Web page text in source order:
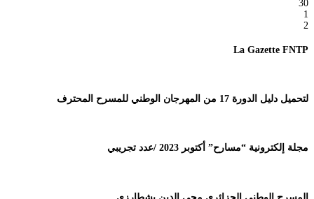
30
1
2
La Gazette FNTP
لتحميل دليل الدورة 17 من المهرجان الوطني للمسرح المحترف
مجلة إلكترونية “مسارح” أكتوبر 2023 /عدد تجريبي